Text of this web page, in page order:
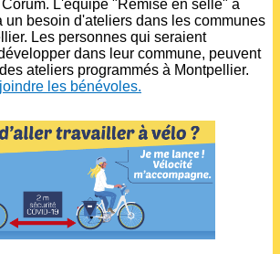
L'équipe "Remise en selle" a
un besoin d'ateliers dans les communes
Les personnes qui seraient
dans leur commune, peuvent
ateliers programmés à Montpellier.
les bénévoles.